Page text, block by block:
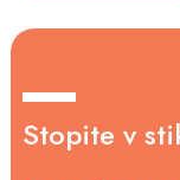
Stopite v